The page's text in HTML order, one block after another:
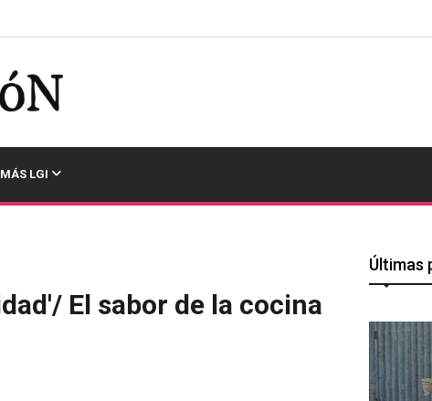
MÁS LGI
El sabor de la cocina
Últimas